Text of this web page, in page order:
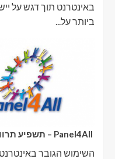
באינטרנט תוך דגש על
ביותר על...
השימוש הגובר